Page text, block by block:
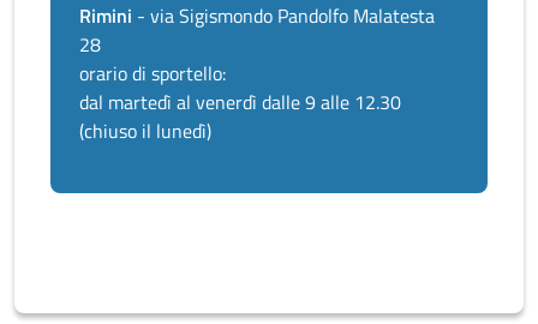
Rimini - via Sigismondo Pandolfo Malatesta
28
orario di sportello:
dal martedì al venerdì dalle 9 alle 12.30
(chiuso il lunedì)